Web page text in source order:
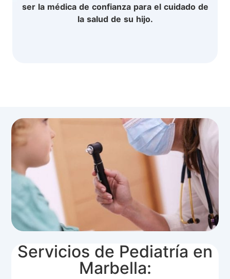
ser la médica de confianza para el cuidado de
la salud de su hijo.
Servicios de Pediatría en
Marbella: